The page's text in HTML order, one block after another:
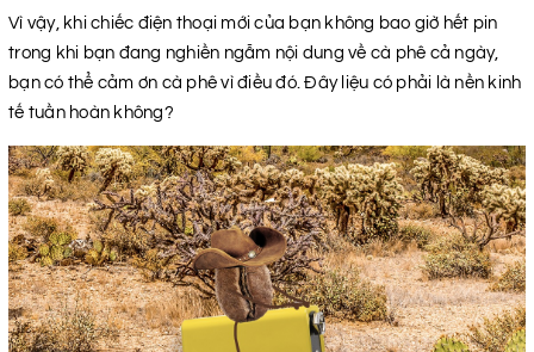
Vì vậy, khi chiếc điện thoại mới của bạn không bao giờ hết pin
trong khi bạn đang nghiền ngẫm nội dung về cà phê cả ngày,
bạn có thể cảm ơn cà phê vì điều đó. Đây liệu có phải là nền kinh
tế tuần hoàn không?